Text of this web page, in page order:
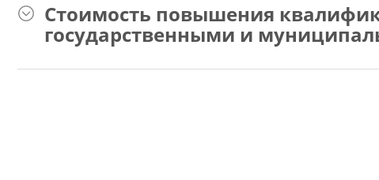
Стоимость повышения
государственными и